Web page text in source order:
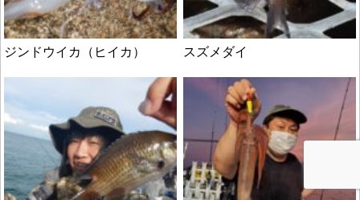
ジンドウイカ（ヒイカ） スズメダイ